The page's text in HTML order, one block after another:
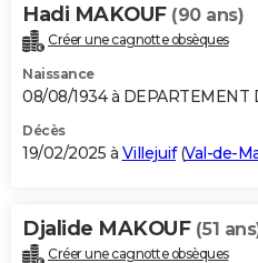
Carte de Noël
Carte Bonne année
Carte Saint-Valentin
Carte Pâques
Carte d'anniversaire
DICTIONNAIRE
Dictionnaire
Biographies
Citations
Expressions
Proverbes
PROGRAMME TV
S'inscrire
Se connecter
Lycées
Collèges
Primaires
Universités
Entreprises
Service militaire
Avis de recherche
AVIS DE DÉCÈS
Bricolage
Lifestyle
Culture
Sport
Auto
Television
Voyage
Cinema
Hadi MAKOUF (90 ans)
Créer une cagnotte obsèques
Naissance
08/08/1934 à DEPARTEMENT
Décès
19/02/2025 à Villejuif(Val-de-
Djalide MAKOUF (51
Créer une cagnotte obsèques